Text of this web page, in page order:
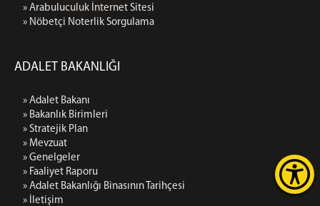
» Arabuluculuk İnternet Sitesi
» Nöbetçi Noterlik Sorgulama
ADALET BAKANLIĞI
» Adalet Bakanı
» Bakanlık Birimleri
» Stratejik Plan
» Mevzuat
» Genelgeler
» Faaliyet Raporu
» Adalet Bakanlığı Binasının Tarihçesi
» İletişim